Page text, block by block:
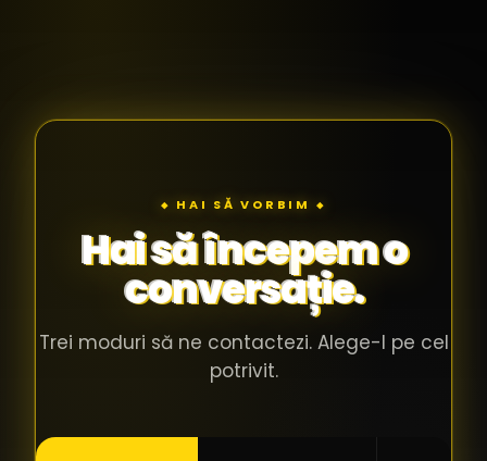
◆ HAI SĂ VORBIM ◆
Hai să începem o
conversație.
Trei moduri să ne contactezi. Alege-l pe cel
potrivit.